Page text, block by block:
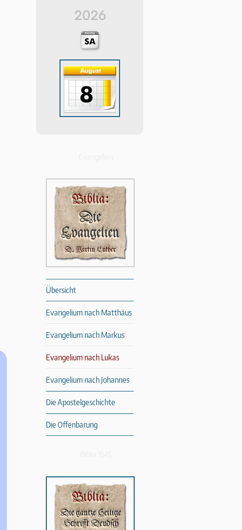
2026
Übersicht
Evangelium nach Matthäus
Evangelium nach Markus
Evangelium nach Lukas
Evangelium nach Johannes
Die Apostelgeschichte
Die Offenbarung